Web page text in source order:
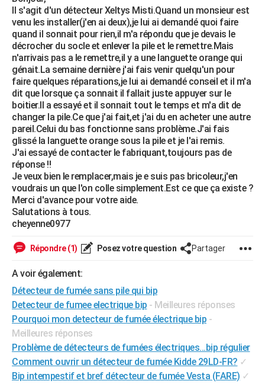
Forum
Aménagement intérieur
Extérieur
Cuisine
Salle de bains
Jardinage
Rangement
WEEK-END
Guides de France
Escapades
Patrimoine
Expositions
Musées
Week-end nature
+LIFESTYLE
Art de vivre
Bien-être
Loisirs
Mode
Modes de vie
SANTE
Alimentation
Guide de la santé
Maladies
Médicaments
Sommeil
VOYAGE
Destinations
City break
Voyage nature
Voyage de noces
Forum
Climat
+PHOTO
GUIDES D'ACHAT
BONS PLANS
CARTE DE VOEUX
Carte de Noël
Carte Bonne année
Carte Saint-Valentin
Carte Pâques
Carte d'anniversaire
DICTIONNAIRE
Dictionnaire
Biographies
Citations
Expressions
Proverbes
PROGRAMME TV
COPAINS D'AVANT
S'inscrire
Se connecter
Lycées
Collèges
Primaires
Universités
Entreprises
Service militaire
Avis de recherche
AVIS DE DÉCÈS
FORUM
Bricolage
Lifestyle
Culture
Sport
Auto
Television
Voyage
Cinema
Il s'agit d'un détecteur Xeltys Misti.Quand un monsieur est
venu les installer(j'en ai deux),je lui ai demandé quoi faire
quand il sonnait pour rien,il m'a répondu que je devais le
décrocher du socle et enlever la pile et le remettre.Mais
n'arrivais pas a le remettre,il y a une languette orange qui
génait.La semaine dernière j'ai fais venir quelqu'un pour
faire quelques réparations,je lui ai demandé conseil et il m'a
dit que lorsque ça sonnait il fallait juste appuyer sur le
boitier.Il a essayé et il sonnait tout le temps et m'a dit de
changer la pile.Ce que j'ai fait,et j'ai du en acheter une autre
pareil.Celui du bas fonctionne sans problème.J'ai fais
glissé la languette orange sous la pile et je l'ai remis.
J'ai essayé de contacter le fabriquant,toujours pas de
réponse !!
Je veux bien le remplacer,mais je e suis pas bricoleur,j'en
voudrais un que l'on colle simplement.Est ce que ça existe ?
Merci d'avance pour votre aide.
Salutations à tous.
cheyenne0977
Répondre (1) Posez votre question Partager
A voir également:
Détecteur de fumée sans pile qui bip
Detecteur de fumee electrique bip - Meilleures réponses
Pourquoi mon detecteur de fumée électrique bip -
Meilleures réponses
Problème de détecteurs de fumées électriques...bip régulier
Comment ouvrir un détecteur de fumée Kidde 29LD-FR? ✓
Bip intempestif et bref détecteur de fumée Vesta (FARE) ✓